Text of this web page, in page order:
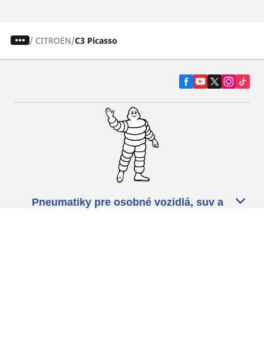
/ CITROËN C3 Picasso
Pneumatiky pre osobné vozidlá, suv a